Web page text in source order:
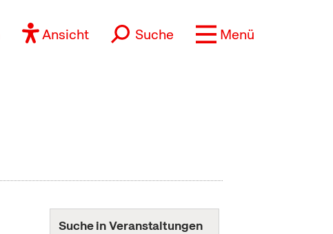
Ansicht Suche Menü
Suche in Veranstaltungen